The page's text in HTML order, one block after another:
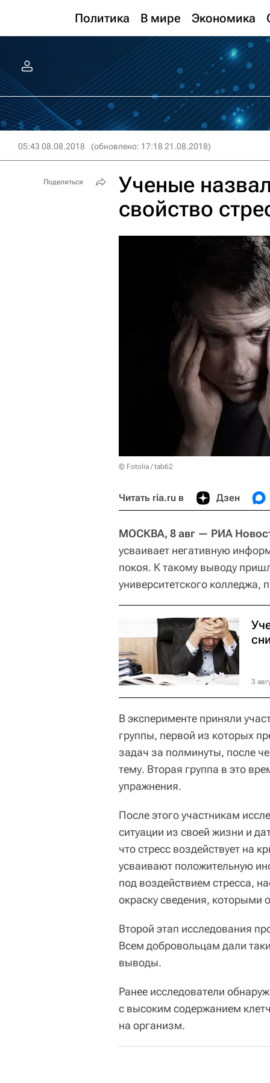
Политика В мире Экономика
05:43 08.08.2018 (обновлено: 17:18 21.08.2018)
Ученые
свойство
© Fotolia / tab62
Читать ria.ru в Дзен
МОСКВА, 8 авг — РИА
усваивает негативную
покоя. К такому выводу
университетского колледжа,
3
В эксперименте приняли
группы, первой из которых
задач за полминуты, после
тему. Вторая группа в это
упражнения.
После этого участникам
ситуации из своей жизни и
что стресс воздействует на
усваивают положительную
под воздействием стресса,
окраску сведения, которыми
Второй этап исследования
Всем добровольцам дали
выводы.
Ранее исследователи
с высоким содержанием
на организм.
Поделиться